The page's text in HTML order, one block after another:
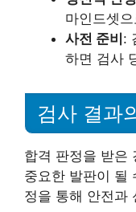
마인드셋
사전 준비 :
하면 검사
검사 결과
합격 판정을 받은
중요한 발판이 될
정을 통해 안전과